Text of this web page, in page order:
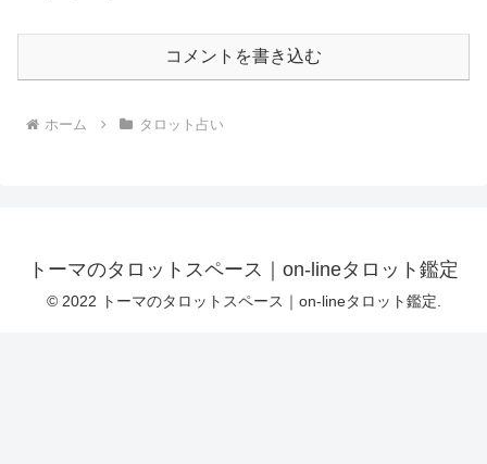
コメントを書き込む
ホーム タロット占い
トーマのタロットスペース｜on-lineタロット鑑定
© 2022 トーマのタロットスペース｜on-lineタロット鑑定.